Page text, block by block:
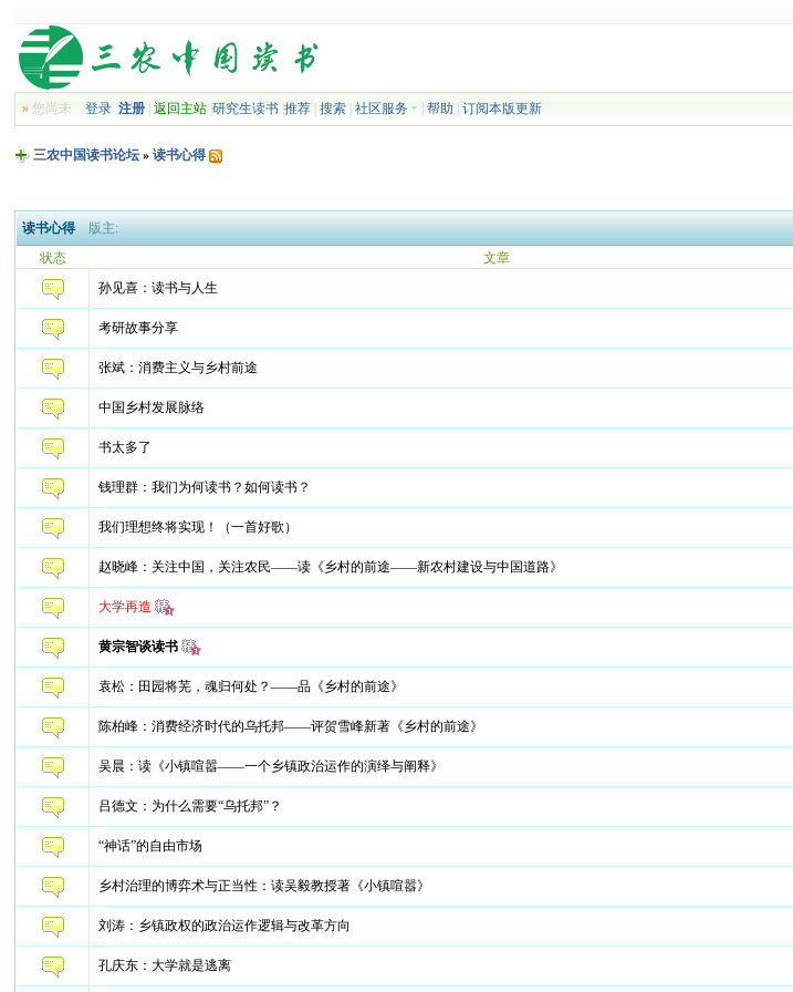
» 您尚未登录 注册 |返回主站 |研究生读书 |推荐 |搜索 |社区服务 |帮助 |订阅本版更新
三农中国读书论坛 »读书心得
读书心得版主:
状态
文章
孙见喜：读书与人生
考研故事分享
张斌：消费主义与乡村前途
中国乡村发展脉络
书太多了
钱理群：我们为何读书？如何读书？
我们理想终将实现！（一首好歌）
赵晓峰：关注中国，关注农民——读《乡村的前途——新农村建设与中国道路》
大学再造
黄宗智谈读书
袁松：田园将芜，魂归何处？——品《乡村的前途》
陈柏峰：消费经济时代的乌托邦——评贺雪峰新著《乡村的前途》
吴晨：读《小镇喧嚣——一个乡镇政治运作的演绎与阐释》
吕德文：为什么需要“乌托邦”？
“神话”的自由市场
乡村治理的博弈术与正当性：读吴毅教授著《小镇喧嚣》
刘涛：乡镇政权的政治运作逻辑与改革方向
孔庆东：大学就是逃离